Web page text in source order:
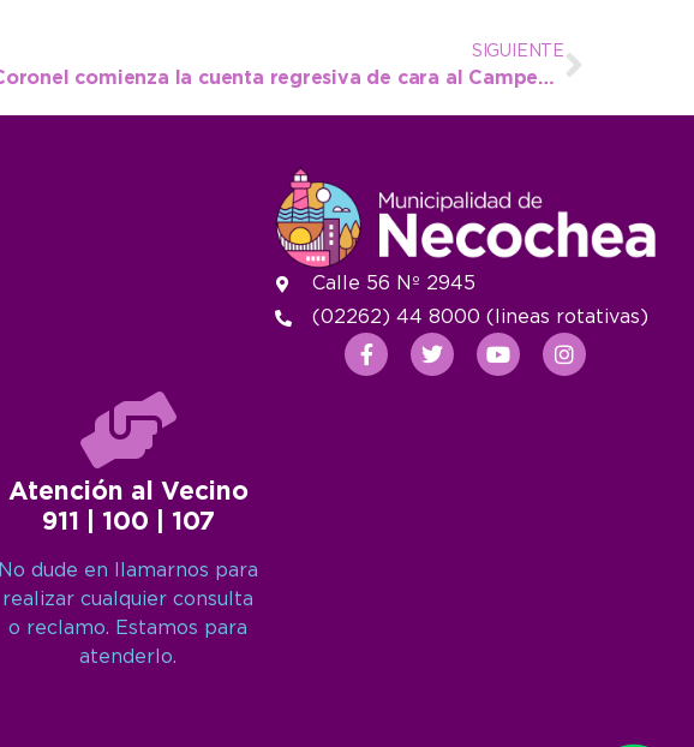
SIGUIENTE
Rosario Coronel comienza la cuenta regresiva de cara al Campeonato Nacional U18
Atención al Vecino
911 | 100 | 107
No dude en llamarnos para
realizar cualquier consulta
o reclamo. Estamos para
atenderlo.
Calle 56 Nº 2945
(02262) 44 8000 (lineas rotativas)